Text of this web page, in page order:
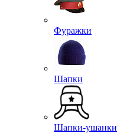
Фуражки
Шапки
Шапки-ушанки